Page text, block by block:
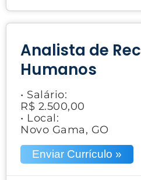
Analista de
Humanos
• Salário:
R$ 2.500,00
• Local:
Novo Gama, GO
Enviar Currículo »